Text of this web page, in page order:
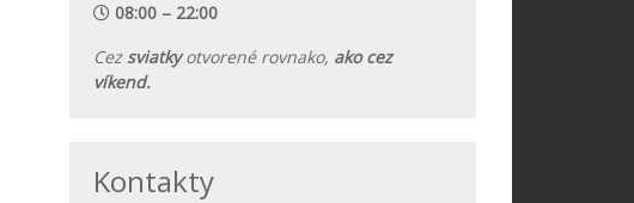
08:00 – 22:00
Cez sviatkyotvorené rovnako, ako cez
víkend.
Kontakty